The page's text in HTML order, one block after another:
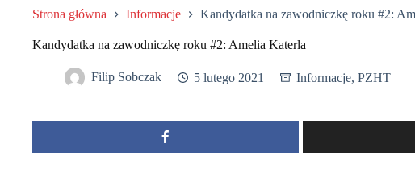
Strona główna Informacje Kandydatka na zawodniczkę roku #2:
Kandydatka na zawodniczkę roku #2: Amelia Katerla
Filip Sobczak 5 lutego 2021 Informacje, PZHT